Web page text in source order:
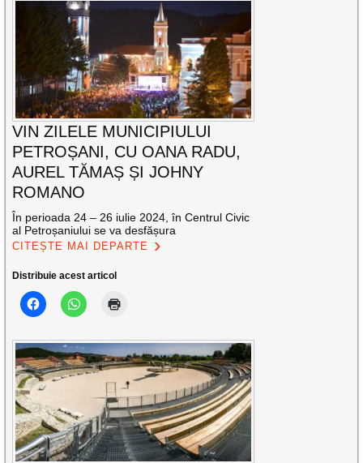
VIN ZILELE MUNICIPIULUI
PETROȘANI, CU OANA RADU,
AUREL TĂMAȘ ȘI JOHNY
ROMANO
În perioada 24 – 26 iulie 2024, în Centrul Civic
al Petroșaniului se va desfășura
CITEȘTE MAI DEPARTE
Distribuie acest articol